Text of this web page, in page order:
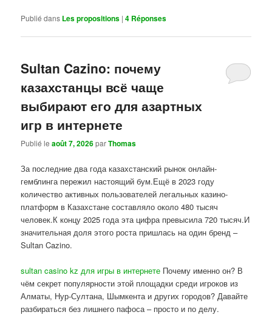
Publié dans Les propositions |4 Réponses
Sultan Cazino: почему
казахстанцы всё чаще
выбирают его для азартных
игр в интернете
Publié leaoût 7, 2026parThomas
За последние два года казахстанский рынок онлайн-
гемблинга пережил настоящий бум.Ещё в 2023 году
количество активных пользователей легальных казино-
платформ в Казахстане составляло около 480 тысяч
человек.К концу 2025 года эта цифра превысила 720 тысяч.И
значительная доля этого роста пришлась на один бренд –
Sultan Cazino.
sultan casino kz для игры в интернете Почему именно он? В
чём секрет популярности этой площадки среди игроков из
Алматы, Нур-Султана, Шымкента и других городов? Давайте
разбираться без лишнего пафоса – просто и по делу.